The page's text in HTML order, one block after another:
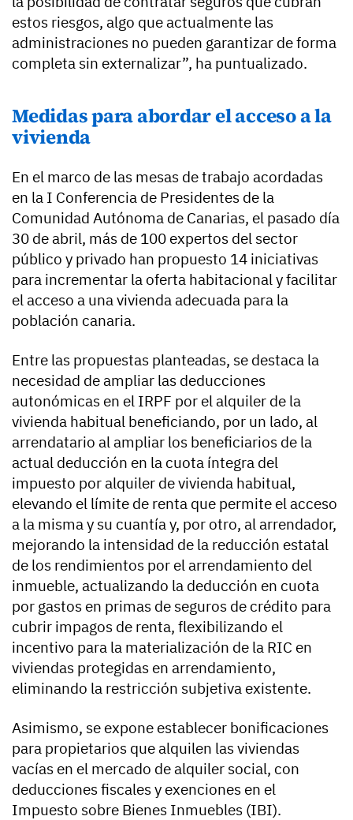
estos riesgos, algo que actualmente las
administraciones no pueden garantizar de forma
completa sin externalizar”, ha puntualizado.
Medidas para abordar el acceso a la
vivienda
En el marco de las mesas de trabajo acordadas
en la I Conferencia de Presidentes de la
Comunidad Autónoma de Canarias, el pasado día
30 de abril, más de 100 expertos del sector
público y privado han propuesto 14 iniciativas
para incrementar la oferta habitacional y facilitar
el acceso a una vivienda adecuada para la
población canaria.
Entre las propuestas planteadas, se destaca la
necesidad de ampliar las deducciones
autonómicas en el IRPF por el alquiler de la
vivienda habitual beneficiando, por un lado, al
arrendatario al ampliar los beneficiarios de la
actual deducción en la cuota íntegra del
impuesto por alquiler de vivienda habitual,
elevando el límite de renta que permite el acceso
a la misma y su cuantía y, por otro, al arrendador,
mejorando la intensidad de la reducción estatal
de los rendimientos por el arrendamiento del
inmueble, actualizando la deducción en cuota
por gastos en primas de seguros de crédito para
cubrir impagos de renta, flexibilizando el
incentivo para la materialización de la RIC en
viviendas protegidas en arrendamiento,
eliminando la restricción subjetiva existente.
Asimismo, se expone establecer bonificaciones
para propietarios que alquilen las viviendas
vacías en el mercado de alquiler social, con
deducciones fiscales y exenciones en el
Impuesto sobre Bienes Inmuebles (IBI).